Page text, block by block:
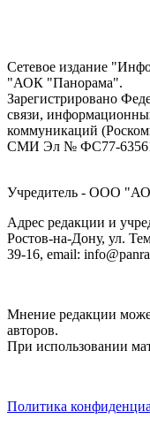
Сетевое издание
"АОК "Панорама".
Зарегистрировано
связи,
коммуникаций
СМИ Эл № ФС77-63561
Учредитель - ООО
Адрес редакции и
Ростов-на-Дону, ул.
39-16, email:
Мнение редакции
авторов.
При использовании
Политика